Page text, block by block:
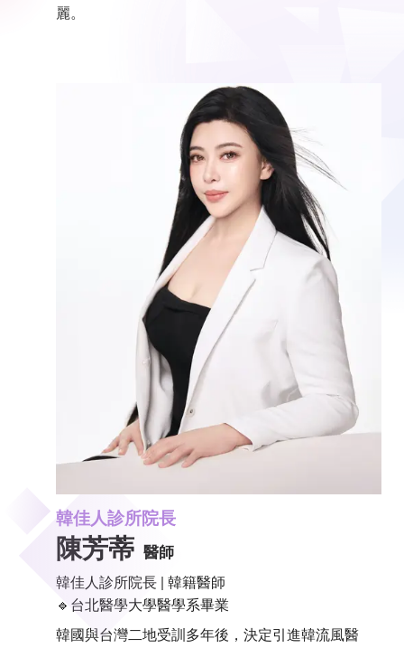
麗。
韓佳人診所院長
陳芳蒂 醫師
韓佳人診所院長 | 韓籍醫師
🔹台北醫學大學醫學系畢業
韓國與台灣二地受訓多年後，決定引進韓流風醫